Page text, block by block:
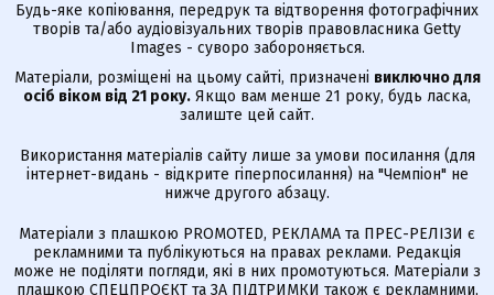
Будь-яке копіювання, передрук та відтворення фотографічних
творів та/або аудіовізуальних творів правовласника Getty
Images - суворо забороняється.
Матеріали, розміщені на цьому сайті, призначені виключно для
осіб віком від 21 року. Якщо вам менше 21 року, будь ласка,
залиште цей сайт.
Використання матеріалів сайту лише за умови посилання (для
інтернет-видань - відкрите гіперпосилання) на "Чемпіон" не
нижче другого абзацу.
Матеріали з плашкою PROMOTED, РЕКЛАМА та ПРЕС-РЕЛІЗИ є
рекламними та публікуються на правах реклами. Редакція
може не поділяти погляди, які в них промотуються. Матеріали з
плашкою СПЕЦПРОЄКТ та ЗА ПІДТРИМКИ також є рекламними,